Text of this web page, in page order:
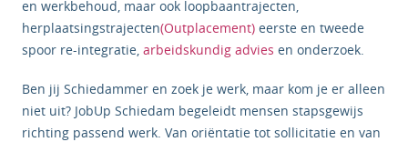
en werkbehoud, maar ook loopbaantrajecten,
herplaatsingstrajecten(Outplacement) eerste en tweede
spoor re-integratie, arbeidskundig advies en onderzoek.
Ben jij Schiedammer en zoek je werk, maar kom je er alleen
niet uit? JobUp Schiedam begeleidt mensen stapsgewijs
richting passend werk. Van oriëntatie tot sollicitatie en van